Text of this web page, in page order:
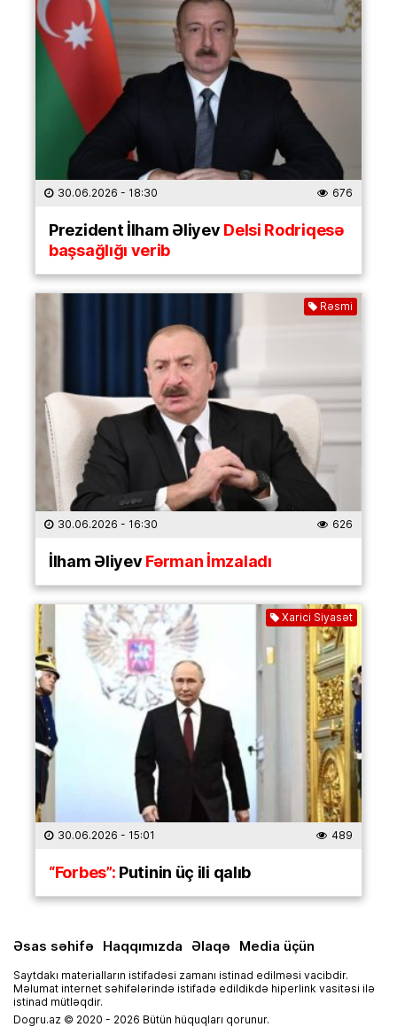
30.06.2026 - 18:30 676
Prezident İlham ƏliyevDelsi Rodriqesə
başsağlığı verib
Rəsmi
30.06.2026 - 16:30 626
İlham ƏliyevFərman İmzaladı
Xarici Siyasət
30.06.2026 - 15:01 489
“Forbes”:Putinin üç ili qalıb
Əsas səhifə Haqqımızda Əlaqə Media üçün
Saytdakı materialların istifadəsi zamanı istinad edilməsi vacibdir.
Məlumat internet səhifələrində istifadə edildikdə hiperlink vasitəsi ilə
istinad mütləqdir.
Dogru.az © 2020 - 2026 Bütün hüquqları qorunur.